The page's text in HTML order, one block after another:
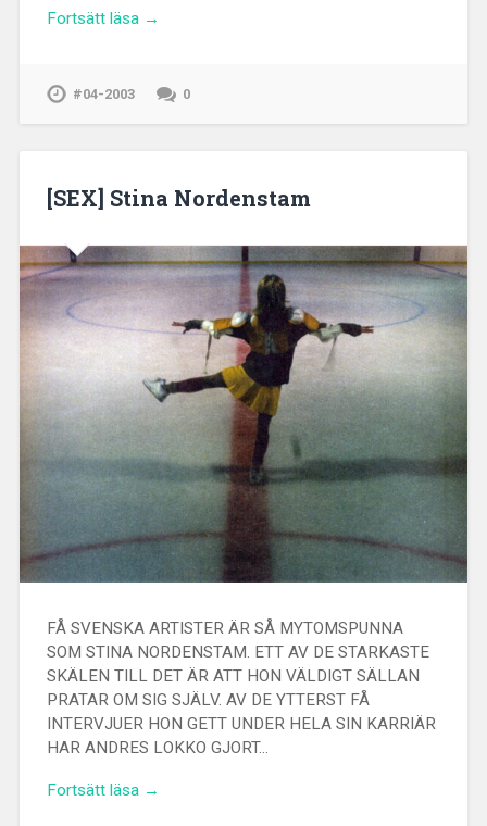
Fortsätt läsa →
#04-2003 0
[SEX] Stina Nordenstam
FÅ SVENSKA ARTISTER ÄR SÅ MYTOMSPUNNA
SOM STINA NORDENSTAM. ETT AV DE STARKASTE
SKÄLEN TILL DET ÄR ATT HON VÄLDIGT SÄLLAN
PRATAR OM SIG SJÄLV. AV DE YTTERST FÅ
INTERVJUER HON GETT UNDER HELA SIN KARRIÄR
HAR ANDRES LOKKO GJORT…
Fortsätt läsa →